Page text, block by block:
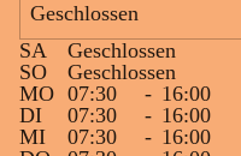
Geschlossen
SA
Geschlossen
SO
Geschlossen
MO 07:30 - 16:00
DI
07:30 - 16:00
MI
07:30 - 16:00